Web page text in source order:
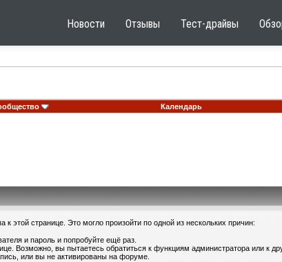
Новости Отзывы Тест-драйвы
Календарь
этой странице. Это могло произойти по одной из нескольких причин:
и пароль и попробуйте ещё раз.
Возможно, вы пытаетесь обратиться к функциям администратора или к
или вы не активированы на форуме.